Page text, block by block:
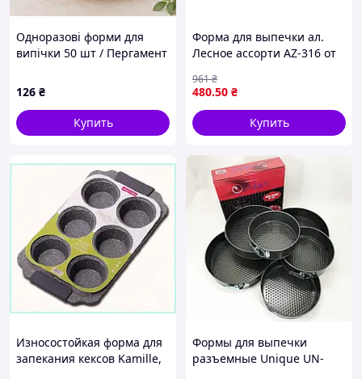
Одноразові форми для
випічки 50 шт / Пергамент
Паперові вкладиші для
аерофритюрниці
126 ₴
Купить
Форма для выпечки ал.
Лесное ассорти AZ-316 от
оригинальных десертов
480.50 ₴
961₴
Купить
Износостойкая форма для
запекания кексов Kamille,
Формы для выпечки
разъемные Unique UN-